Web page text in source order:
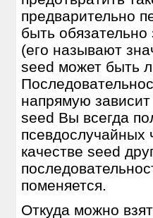
предварительно
быть
(его называют
seed может быть
напрямую
seed Вы всегда
псевдослучайных
качестве seed
поменяется.
Откуда можно